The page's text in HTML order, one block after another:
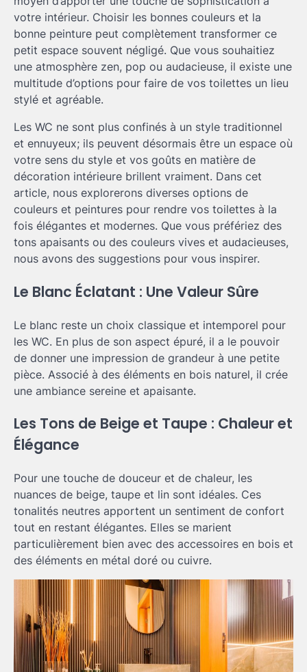
votre intérieur. Choisir les bonnes couleurs et la
bonne peinture peut complètement transformer ce
petit espace souvent négligé. Que vous souhaitiez
une atmosphère zen, pop ou audacieuse, il existe une
multitude d’options pour faire de vos toilettes un lieu
stylé et agréable.
Les WC ne sont plus confinés à un style traditionnel
et ennuyeux; ils peuvent désormais être un espace où
votre sens du style et vos goûts en matière de
décoration intérieure brillent vraiment. Dans cet
article, nous explorerons diverses options de
couleurs et peintures pour rendre vos toilettes à la
fois élégantes et modernes. Que vous préfériez des
tons apaisants ou des couleurs vives et audacieuses,
nous avons des suggestions pour vous inspirer.
Le Blanc Éclatant : Une Valeur Sûre
Le blanc reste un choix classique et intemporel pour
les WC. En plus de son aspect épuré, il a le pouvoir
de donner une impression de grandeur à une petite
pièce. Associé à des éléments en bois naturel, il crée
une ambiance sereine et apaisante.
Les Tons de Beige et Taupe : Chaleur et
Élégance
Pour une touche de douceur et de chaleur, les
nuances de beige, taupe et lin sont idéales. Ces
tonalités neutres apportent un sentiment de confort
tout en restant élégantes. Elles se marient
particulièrement bien avec des accessoires en bois et
des éléments en métal doré ou cuivre.